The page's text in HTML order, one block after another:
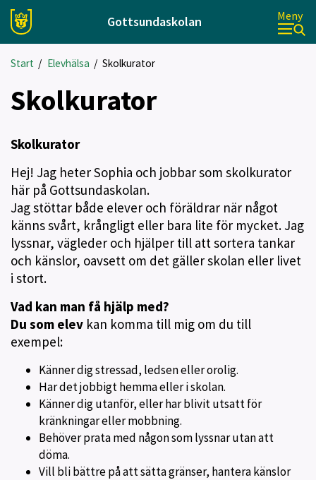
Gottsundaskolan Meny
Start / Elevhälsa / Skolkurator
Skolkurator
Skolkurator
Hej! Jag heter Sophia och jobbar som skolkurator
här på Gottsundaskolan.
Jag stöttar både elever och föräldrar när något
känns svårt, krångligt eller bara lite för mycket. Jag
lyssnar, vägleder och hjälper till att sortera tankar
och känslor, oavsett om det gäller skolan eller livet
i stort.
Vad kan man få hjälp med?
Du som elev kan komma till mig om du till
exempel:
Känner dig stressad, ledsen eller orolig.
Har det jobbigt hemma eller i skolan.
Känner dig utanför, eller har blivit utsatt för
kränkningar eller mobbning.
Behöver prata med någon som lyssnar utan att
döma.
Vill bli bättre på att sätta gränser, hantera känslor